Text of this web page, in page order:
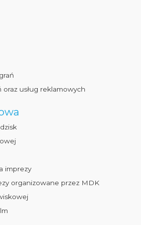
usług reklamowych
imprezy
organizowane przez MDK